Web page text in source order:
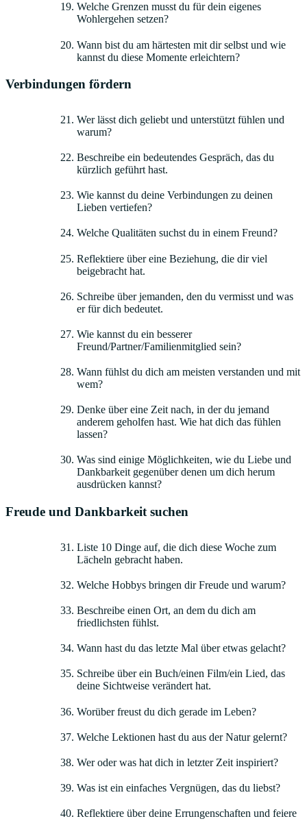
Welche Grenzen musst du für dein eigenes
Wohlergehen setzen?
Wann bist du am härtesten mit dir selbst und wie
kannst du diese Momente erleichtern?
Verbindungen fördern
Wer lässt dich geliebt und unterstützt fühlen und
warum?
Beschreibe ein bedeutendes Gespräch, das du
kürzlich geführt hast.
Wie kannst du deine Verbindungen zu deinen
Lieben vertiefen?
Welche Qualitäten suchst du in einem Freund?
Reflektiere über eine Beziehung, die dir viel
beigebracht hat.
Schreibe über jemanden, den du vermisst und was
er für dich bedeutet.
Wie kannst du ein besserer
Freund/Partner/Familienmitglied sein?
Wann fühlst du dich am meisten verstanden und mit
wem?
Denke über eine Zeit nach, in der du jemand
anderem geholfen hast. Wie hat dich das fühlen
lassen?
Was sind einige Möglichkeiten, wie du Liebe und
Dankbarkeit gegenüber denen um dich herum
ausdrücken kannst?
Freude und Dankbarkeit suchen
Liste 10 Dinge auf, die dich diese Woche zum
Lächeln gebracht haben.
Welche Hobbys bringen dir Freude und warum?
Beschreibe einen Ort, an dem du dich am
friedlichsten fühlst.
Wann hast du das letzte Mal über etwas gelacht?
Schreibe über ein Buch/einen Film/ein Lied, das
deine Sichtweise verändert hat.
Worüber freust du dich gerade im Leben?
Welche Lektionen hast du aus der Natur gelernt?
Wer oder was hat dich in letzter Zeit inspiriert?
Was ist ein einfaches Vergnügen, das du liebst?
Reflektiere über deine Errungenschaften und feiere